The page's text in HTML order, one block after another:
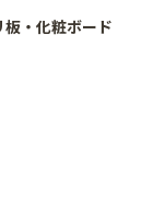
・化粧ボード